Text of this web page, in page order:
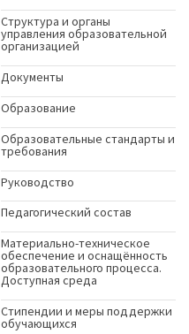
Структура и органы
управления образовательной
организацией
Документы
Образование
Образовательные стандарты и
требования
Руководство
Педагогический состав
Материально-техническое
обеспечение и оснащённость
образовательного процесса.
Доступная среда
Стипендии и меры поддержки
обучающихся